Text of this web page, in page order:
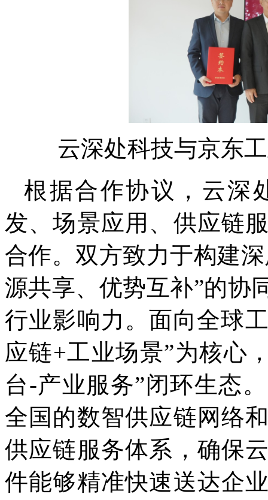
云深处科技与京东
根据合作协议，云深
发、场景应用、供应链
合作。双方致力于构建
源共享、优势互补”的协
行业影响力。面向全球
应链+工业场景”为核心
台-产业服务”闭环生态
全国的数智供应链网络
供应链服务体系，确保
件能够精准快速送达企